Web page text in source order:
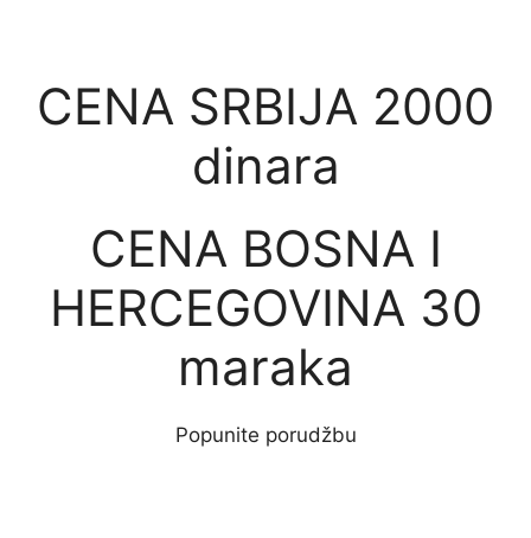
CENA SRBIJA 2000
dinara
CENA BOSNA I
HERCEGOVINA 30
maraka
Popunite porudžbu